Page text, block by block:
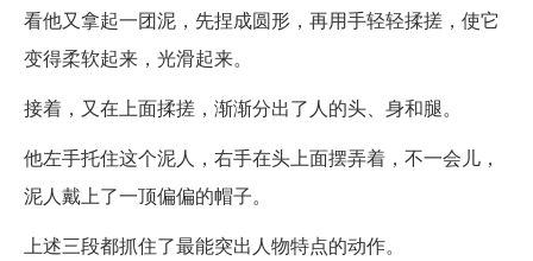
看他又拿起一团泥，先捏成圆形，再用手轻轻揉搓，使它
变得柔软起来，光滑起来。
接着，又在上面揉搓，渐渐分出了人的头、身和腿。
他左手托住这个泥人，右手在头上面摆弄着，不一会儿，
泥人戴上了一顶偏偏的帽子。
上述三段都抓住了最能突出人物特点的动作。